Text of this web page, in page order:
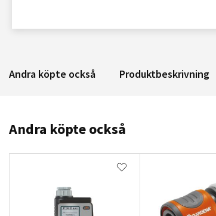
Andra köpte också Produktbeskrivning
Andra köpte också